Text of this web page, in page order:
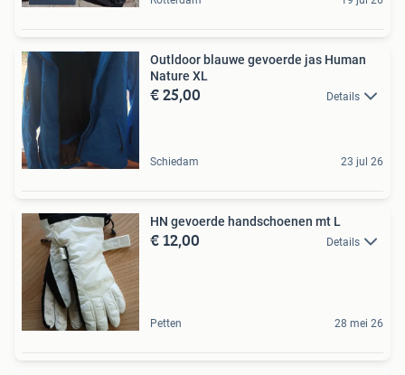
Outldoor blauwe gevoerde jas Human
Nature XL
€ 25,00 Details
Schiedam 23 jul 26
HN gevoerde handschoenen mt L
€ 12,00 Details
Petten 28 mei 26